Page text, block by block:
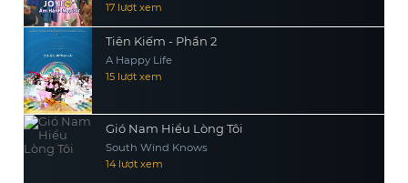
17 lượt xem
Tiên Kiếm - Phần 2
A Happy Life
15 lượt xem
Gió Nam Hiểu Lòng Tôi
South Wind Knows
14 lượt xem